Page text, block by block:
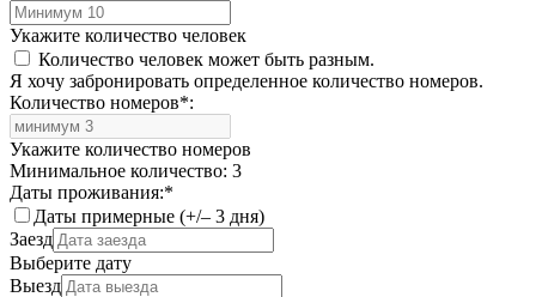
Укажите количество человек
Количество человек может быть разным.
Я хочу забронировать определенное количество номеров.
Количество номеров*:
Укажите количество номеров
Минимальное количество: 3
Даты проживания:*
Даты примерные (+/– 3 дня)
Заезд
Выберите дату
Выезд